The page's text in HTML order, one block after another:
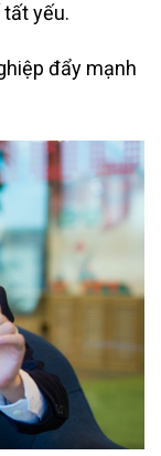
yếu.
đẩy mạnh